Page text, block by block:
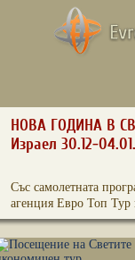
НОВА ГОДИНА В
Израел 30.12-
Със самолетната
агенция Евро Топ